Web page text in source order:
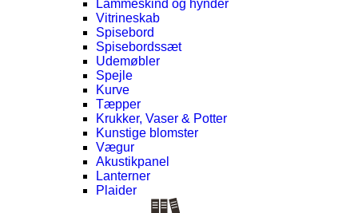
Lammeskind og hynder
Vitrineskab
Spisebord
Spisebordssæt
Udemøbler
Spejle
Kurve
Tæpper
Krukker, Vaser & Potter
Kunstige blomster
Vægur
Akustikpanel
Lanterner
Plaider